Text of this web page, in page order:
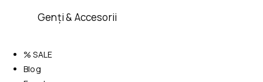
Genți & Accesorii
% SALE
Blog